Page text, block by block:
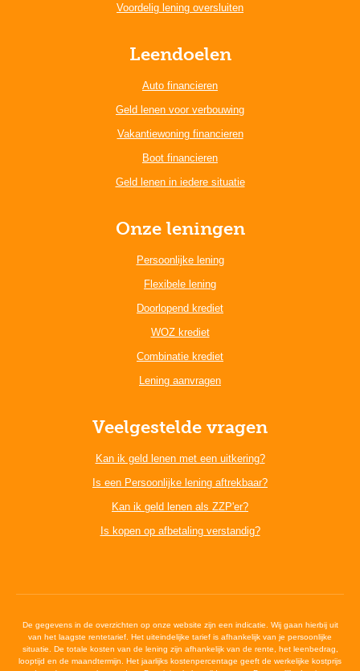
Voordelig lening oversluiten
Leendoelen
Auto financieren
Geld lenen voor verbouwing
Vakantiewoning financieren
Boot financieren
Geld lenen in iedere situatie
Onze leningen
Persoonlijke lening
Flexibele lening
Doorlopend krediet
WOZ krediet
Combinatie krediet
Lening aanvragen
Veelgestelde vragen
Kan ik geld lenen met een uitkering?
Is een Persoonlijke lening aftrekbaar?
Kan ik geld lenen als ZZP'er?
Is kopen op afbetaling verstandig?
De gegevens in de overzichten op onze website zijn een indicatie. Wij gaan hierbij uit
van het laagste rentetarief. Het uiteindelijke tarief is afhankelijk van je persoonlijke
situatie. De totale kosten van de lening zijn afhankelijk van de rente, het leenbedrag,
looptijd en de maandtermijn. Het jaarlijks kostenpercentage geeft de werkelijke kostprijs